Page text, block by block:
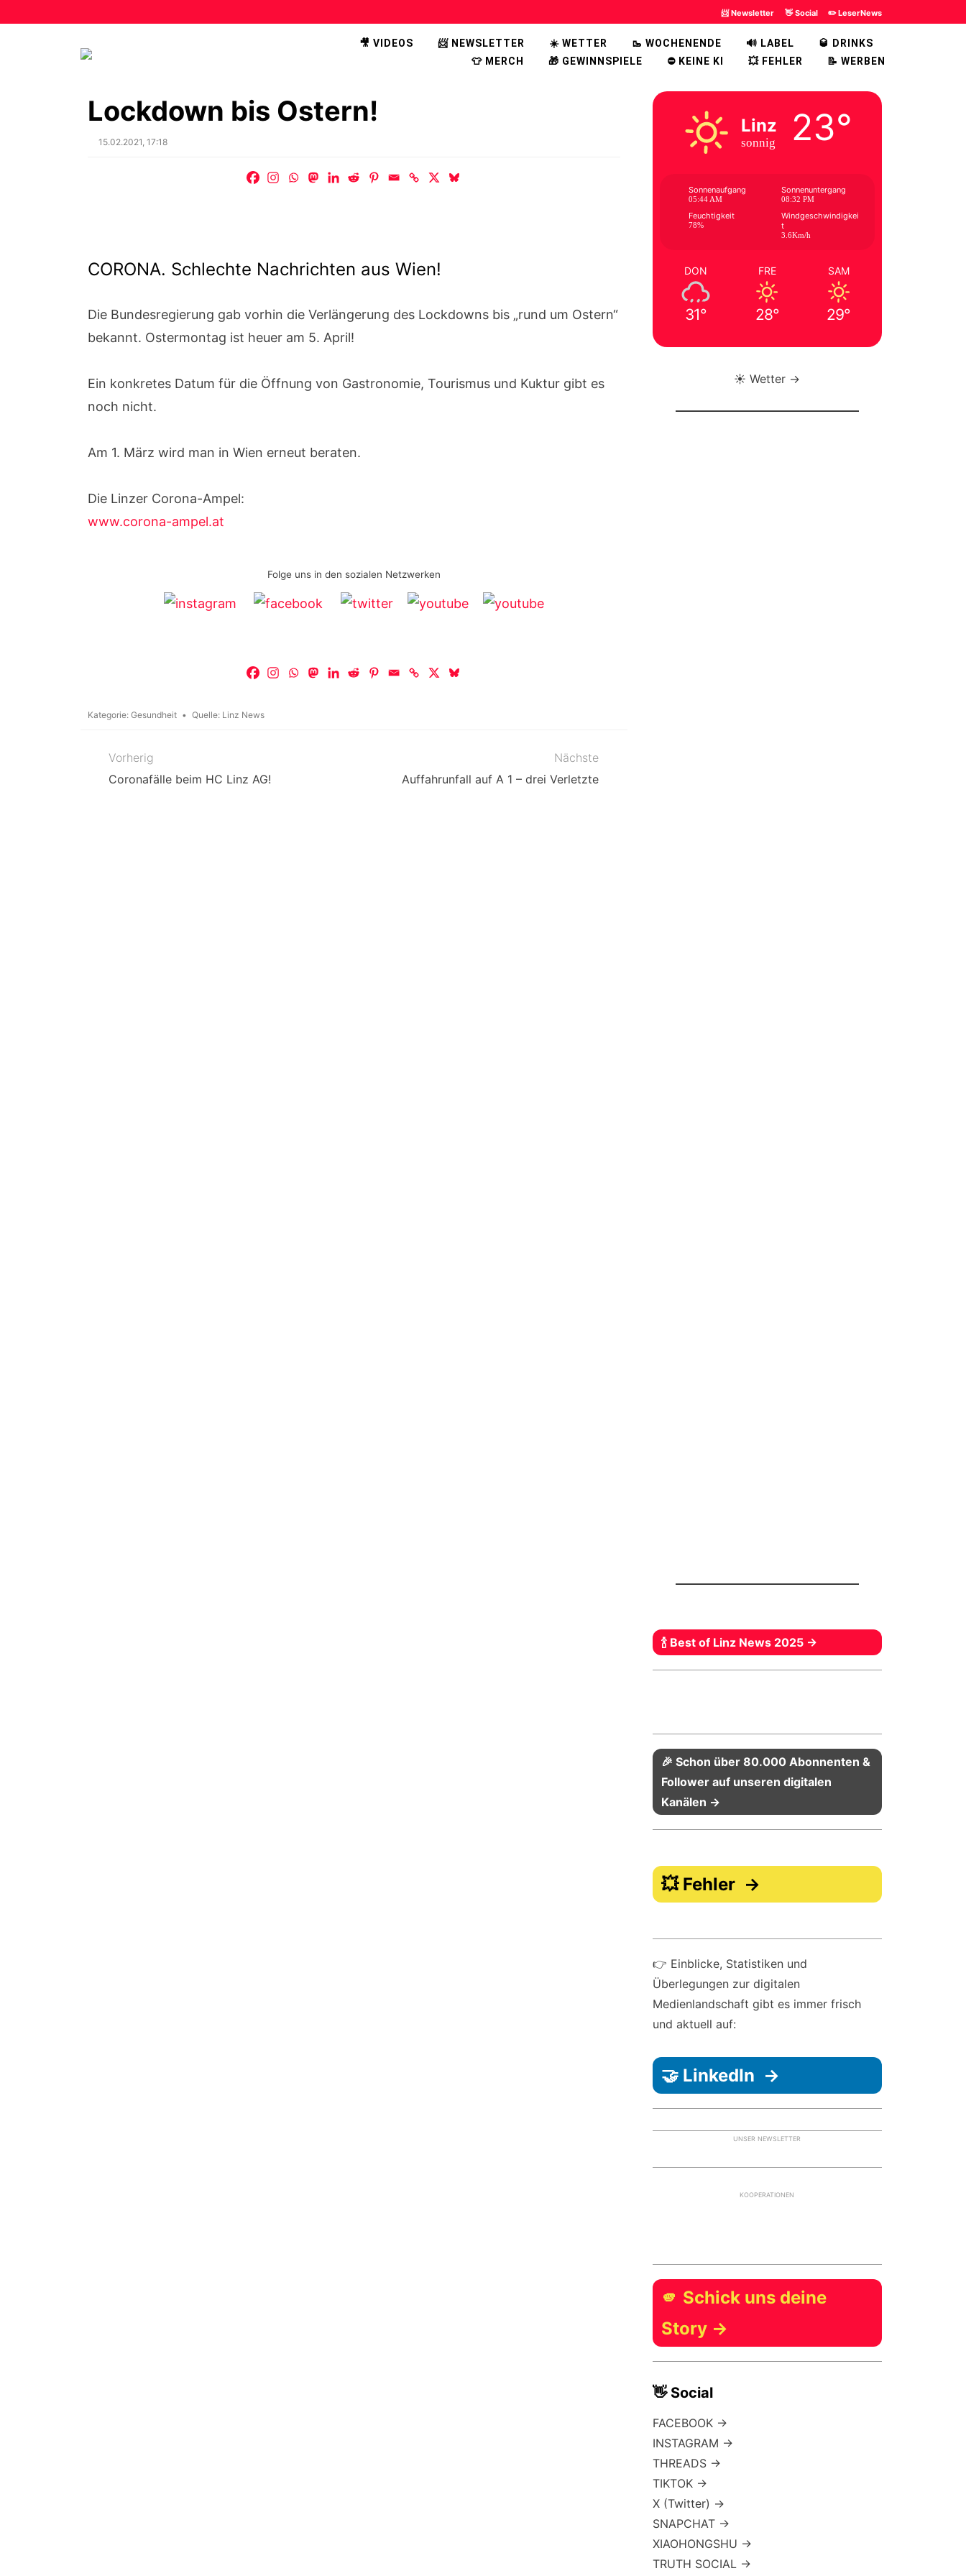
📨 Newsletter 👋 Social ✏️ LeserNews
🎥 VIDEOS 📨 NEWSLETTER ☀️ WETTER 🥾 WOCHENENDE 🔊 LABEL
🥃 DRINKS
👕 MERCH
🎁 GEWINNSPIELE ⛔ KEINE KI 💥 FEHLER 📝 WERBEN
Lockdown bis Ostern!
Posted
15.02.2021, 17:18
CORONA. Schlechte Nachrichten aus Wien!
Die Bundesregierung gab vorhin die Verlängerung des Lockdowns bis „rund um Ostern“
bekannt. Ostermontag ist heuer am 5. April!
Ein konkretes Datum für die Öffnung von Gastronomie, Tourismus und Kuktur gibt es
noch nicht.
Am 1. März wird man in Wien erneut beraten.
Die Linzer Corona-Ampel:
www.corona-ampel.at
Folge uns in den sozialen Netzwerken
Kategorie: Gesundheit Quelle: Linz News
Beitragsnavigation
Vorherig
Coronafälle beim HC Linz AG!
Nächste
Auffahrunfall auf A 1 – drei Verletzte
Linz
sonnig 23°
Sonnenaufgang
05:44 AM
Sonnenuntergang
08:32 PM
Feuchtigkeit
78%
Windgeschwindigkei
t
3.6Km/h
DON
31°
FRE
28°
SAM
29°
☀️ Wetter →
🍾 Best of Linz News 2025 →
🎉 Schon über 80.000 Abonnenten &
Follower auf unseren digitalen
Kanälen →
💥 Fehler →
👉 Einblicke, Statistiken und
Überlegungen zur digitalen
Medienlandschaft gibt es immer frisch
und aktuell auf:
🤝 LinkedIn →
UNSER NEWSLETTER
KOOPERATIONEN
🫵 Schick uns deine
Story →
👋 Social
FACEBOOK →
INSTAGRAM →
THREADS →
TIKTOK →
X (Twitter) →
SNAPCHAT →
XIAOHONGSHU →
TRUTH SOCIAL →